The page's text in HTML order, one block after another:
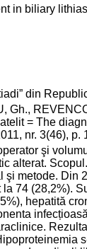
in biliary
din
Gh.,
= The
nr. 3(46), p.
şi
alterat.
şi metode. Din
74 (28,2%).
hepatită